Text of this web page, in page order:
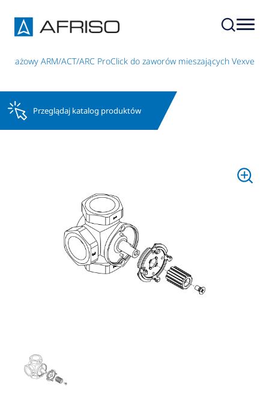
ARM/ACT/ARC ProClick do zaworów mieszających Vexve
Przeglądaj katalog produktów